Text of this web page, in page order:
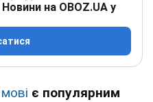
на OBOZ.UA у
є популярним